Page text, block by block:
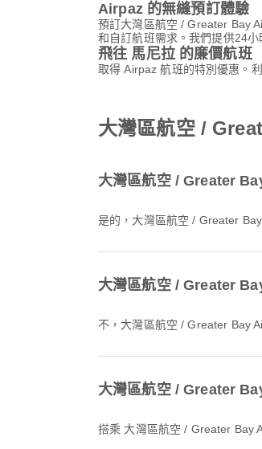
Airpaz 的無縫預訂體驗
預訂大灣區航空 / Greater Bay
和自訂航班需求。我們提供24
飛往 馬尼拉 的廉價航班
取得 Airpaz 航班的特別優惠。
大灣區航空 /
大灣區航空 / Greater
是的，大灣區航空 / Greater
大灣區航空 / Greater
不，大灣區航空 / Greater
大灣區航空 / Greater
搭乘 大灣區航空 / Greater